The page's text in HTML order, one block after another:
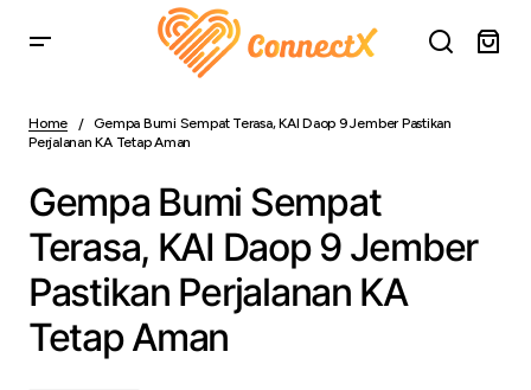
Pastikan Perjalanan KA Tetap Aman
Home
Gempa Bumi Sempat Terasa, KAI Daop 9 Jember Pastikan
Perjalanan KA Tetap Aman
Gempa Bumi Sempat
Terasa, KAI Daop 9 Jember
Pastikan Perjalanan KA
Tetap Aman